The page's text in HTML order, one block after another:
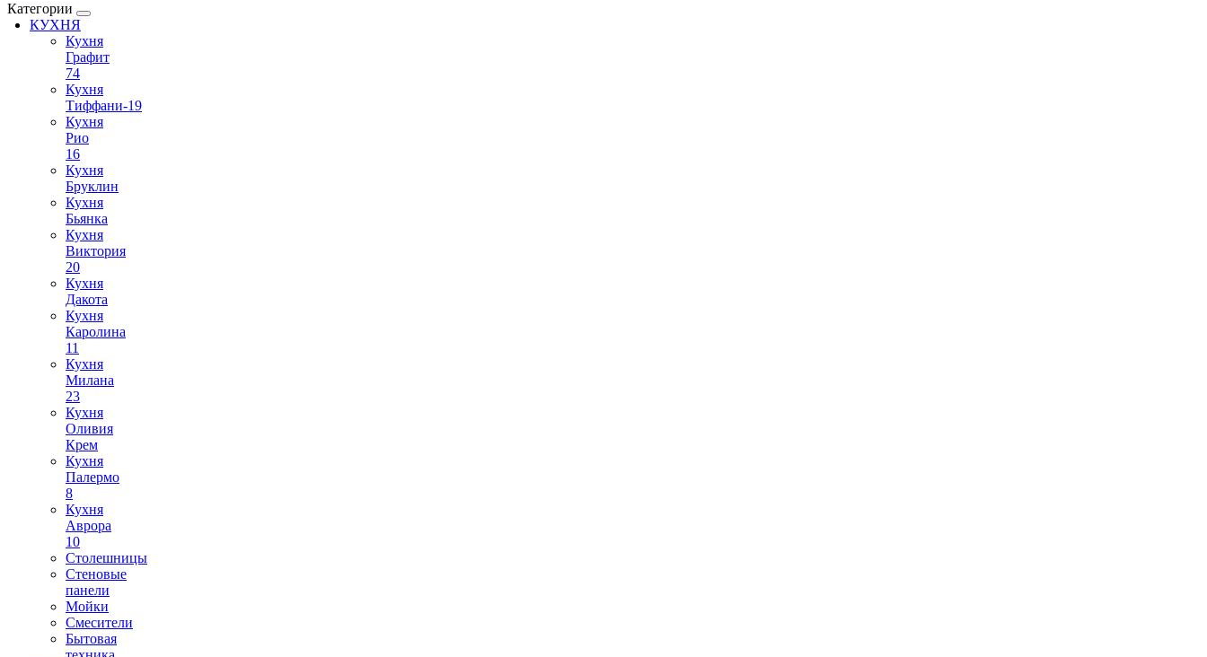
Категории
КУХНЯ
Кухня
Графит
74
Кухня
Тиффани-19
Кухня
Рио
16
Кухня
Бруклин
Кухня
Бьянка
Кухня
Виктория
20
Кухня
Дакота
Кухня
Каролина
11
Кухня
Милана
23
Кухня
Оливия
Крем
Кухня
Палермо
8
Кухня
Аврора
10
Столешницы
Стеновые
панели
Мойки
Смесители
Бытовая